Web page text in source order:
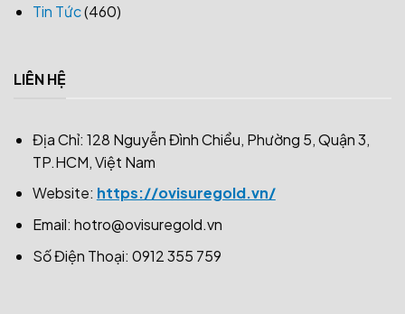
Tin Tức(460)
LIÊN HỆ
Địa Chỉ: 128 Nguyễn Đình Chiểu, Phường 5, Quận 3,
TP.HCM, Việt Nam
Website: https://ovisuregold.vn/
Email: hotro@ovisuregold.vn
Số Điện Thoại: 0912 355 759